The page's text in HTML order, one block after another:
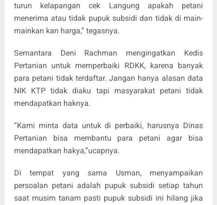
turun kelapangan cek Langung apakah petani
menerima atau tidak pupuk subsidi dan tidak di main-
mainkan kan harga,” tegasnya.
Semantara Deni Rachman mengingatkan Kedis
Pertanian untuk memperbaiki RDKK, karena banyak
para petani tidak terdaftar. Jangan hanya alasan data
NIK KTP tidak diaku tapi masyarakat petani tidak
mendapatkan haknya.
“Kami minta data untuk di perbaiki, harusnya Dinas
Pertanian bisa membantu para petani agar bisa
mendapatkan hakya,”ucapnya.
Di tempat yang sama Usman, menyampaikan
persoalan petani adalah pupuk subsidi setiap tahun
saat musim tanam pasti pupuk subsidi ini hilang jika